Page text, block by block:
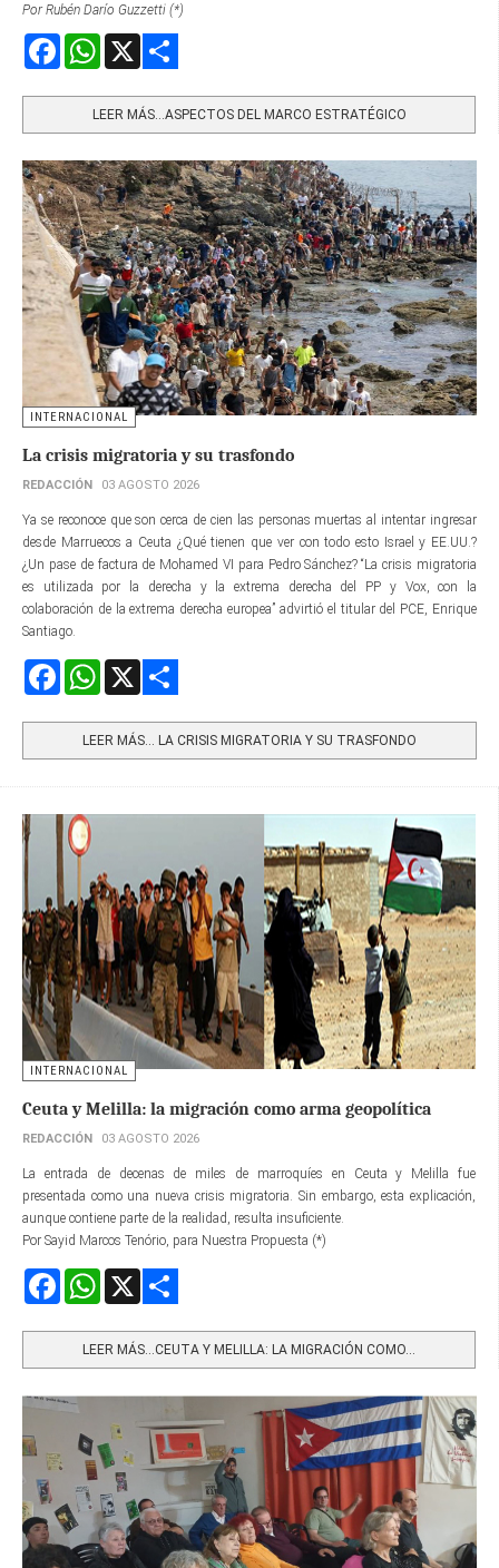
Por Rubén Darío Guzzetti (*)
FacebookWhatsApp
LEER MÁS…ASPECTOS DEL MARCO ESTRATÉGICO
INTERNACIONAL
La crisis migratoria y su trasfondo
REDACCIÓN 03 AGOSTO 2026
Ya se reconoce que son cerca de cien las personas muertas al intentar ingresar
desde Marruecos a Ceuta ¿Qué tienen que ver con todo esto Israel y EE.UU.?
¿Un pase de factura de Mohamed VI para Pedro Sánchez? “La crisis migratoria
es utilizada por la derecha y la extrema derecha del PP y Vox, con la
colaboración de la extrema derecha europea” advirtió el titular del PCE, Enrique
Santiago.
FacebookWhatsApp
LEER MÁS… LA CRISIS MIGRATORIA Y SU TRASFONDO
INTERNACIONAL
Ceuta y Melilla: la migración como arma geopolítica
REDACCIÓN 03 AGOSTO 2026
La entrada de decenas de miles de marroquíes en Ceuta y Melilla fue
presentada como una nueva crisis migratoria. Sin embargo, esta explicación,
aunque contiene parte de la realidad, resulta insuficiente.
Por Sayid Marcos Tenório, para Nuestra Propuesta (*)
FacebookWhatsApp
LEER MÁS…CEUTA Y MELILLA: LA MIGRACIÓN COMO...